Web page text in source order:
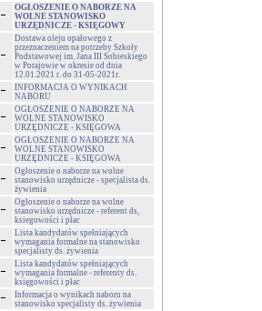
OGŁOSZENIE O NABORZE NA
WOLNE STANOWISKO
URZĘDNICZE - KSIĘGOWY
Dostawa oleju opałowego z
przeznaczeniem na potrzeby Szkoły
Podstawowej im. Jana III Sobieskiego
w Porajowie w okresie od dnia
12.01.2021 r. do 31-05-2021r.
INFORMACJA O WYNIKACH
NABORU
OGŁOSZENIE O NABORZE NA
WOLNE STANOWISKO
URZĘDNICZE - KSIĘGOWA
OGŁOSZENIE O NABORZE NA
WOLNE STANOWISKO
URZĘDNICZE - KSIĘGOWA
Ogłoszenie o naborze na wolne
stanowisko urzędnicze - specjalista ds.
żywienia
Ogłoszenie o naborze na wolne
stanowisko urzędnicze - referent ds,
ksiegowości i płac
Lista kandydatów spełniających
wymagania formalne na stanowisko
specjalisty ds. żywienia
Lista kandydatów spełniających
wymagania formalne - referenty ds.
księgowości i płac
Informacja o wynikach naboru na
stanowisko specjalisty ds. żywienia